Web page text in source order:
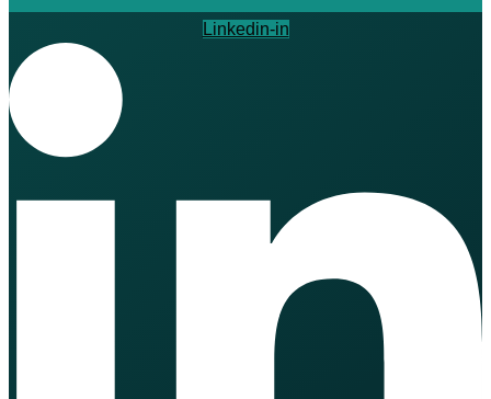
Linkedin-in